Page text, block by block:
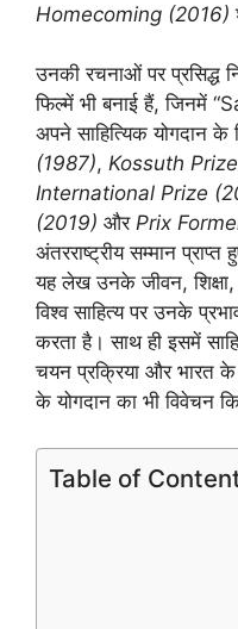
Homecoming (2016)
उनकी रचनाओं पर प्रसिद्ध
फिल्में भी बनाई हैं, जिनमें
अपने साहित्यिक योगदान के
(1987), Kossuth
International Prize
(2019) और Prix
अंतरराष्ट्रीय सम्मान प्राप्त
यह लेख उनके जीवन,
विश्व साहित्य पर उनके
करता है। साथ ही इसमें
चयन प्रक्रिया और भारत के
के योगदान का भी विवेचन
Table of